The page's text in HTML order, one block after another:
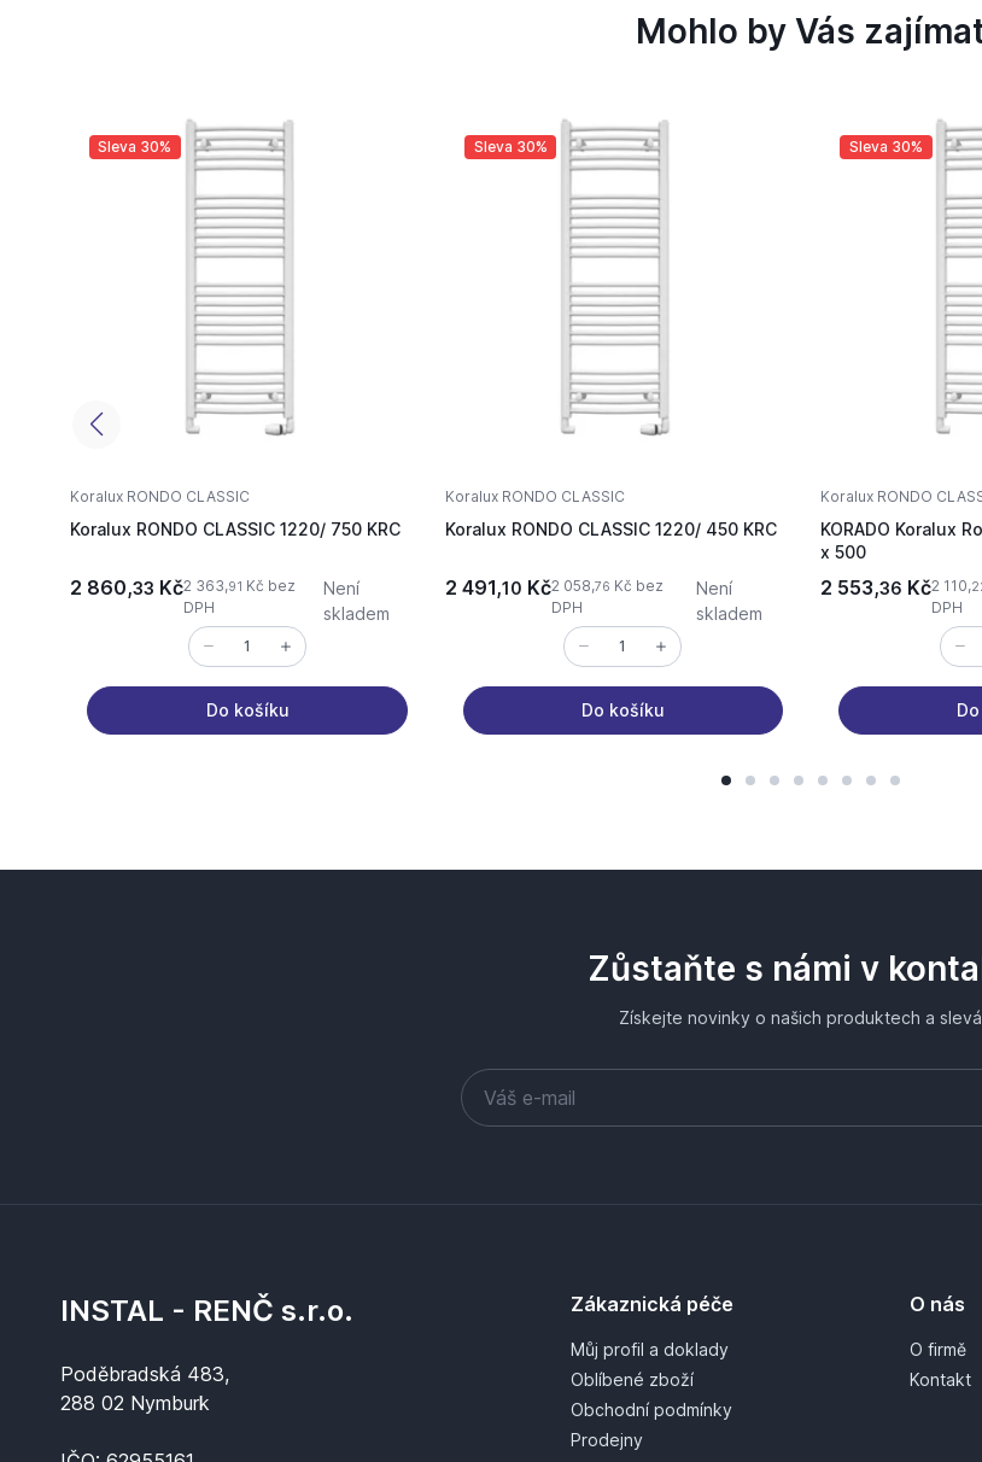
Mohlo by Vás
Sleva 30%
Koralux RONDO CLASSIC
Koralux RONDO CLASSIC 1220/ 750 KRC
2 860,33 Kč2 363,91 Kč bez
DPH
Není
skladem
Do košíku
Sleva 30%
Koralux RONDO CLASSIC
Koralux RONDO CLASSIC 1220/ 450 KRC
2 491,10 Kč2 058,76 Kč bez
DPH
Není
skladem
Do košíku
Sleva 30%
Koralux RONDO
KORADO Koralux
x 500
2 553,36 Kč2 110,
DPH
Zůstaňte s námi v
Získejte novinky o našich produktech a
INSTAL - RENČ s.r.o.
Poděbradská 483,
288 02 Nymburk
Zákaznická péče
Můj profil a doklady
Oblíbené zboží
Obchodní podmínky
Prodejny
O nás
O firmě
Kontakt